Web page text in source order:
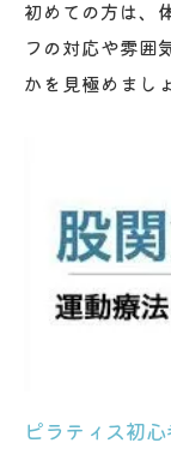
初めての方は、
フの対応や雰囲
かを見極めまし
ピラティス初